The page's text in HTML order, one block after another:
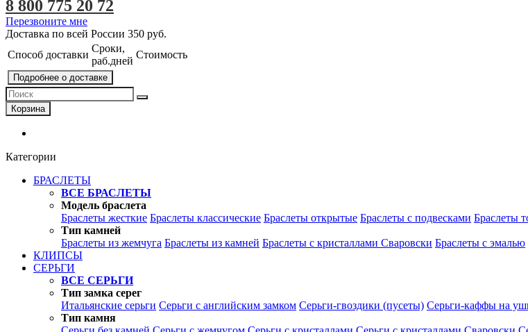
8 800 775 20 72
Перезвоните мне
Доставка по всей России 350 руб.
Способ доставки
Сроки,
раб.дней
Стоимость
Подробнее о доставке
Корзина
Категории
БРАСЛЕТЫ
ВСЕ БРАСЛЕТЫ
Модель браслета
Браслеты жесткие Браслеты классические Браслеты открытые Браслеты с подвесками Браслеты
Тип камней
Браслеты из жемчуга Браслеты из камней Браслеты с кристаллами Сваровски Браслеты с эмалью
КЛИПСЫ
СЕРЬГИ
ВСЕ СЕРЬГИ
Тип замка серег
Итальянские серьги Серьги с английским замком Серьги-гвоздики (пусеты) Серьги-каффы на
Тип камня